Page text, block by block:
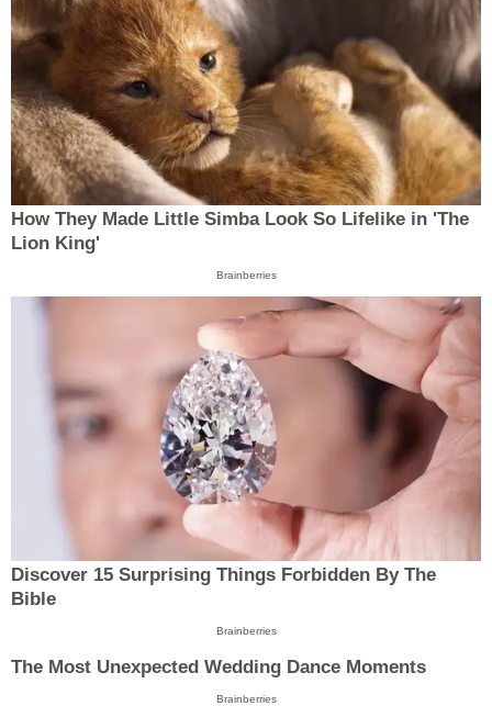
How They Made Little Simba Look So Lifelike in 'The
Lion King'
Brainberries
Discover 15 Surprising Things Forbidden By The
Bible
Brainberries
The Most Unexpected Wedding Dance Moments
Brainberries